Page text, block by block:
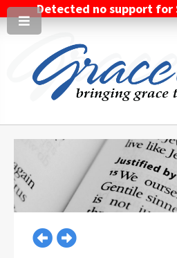
Detected no support for